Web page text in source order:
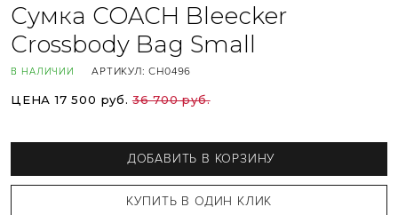
Сумка COACH Bleecker
Crossbody Bag Small
В НАЛИЧИИ АРТИКУЛ:CH0496
ЦЕНА 17 500 руб. 36 700 руб.
ДОБАВИТЬ В КОРЗИНУ